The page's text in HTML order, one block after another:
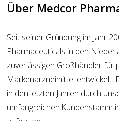
Über Medcor
Seit seiner Gründung im Jahr
Pharmaceuticals in den
zuverlässigen Großhändler für
Markenarzneimittel entwickelt.
in den letzten Jahren durch
umfangreichen Kundenstamm